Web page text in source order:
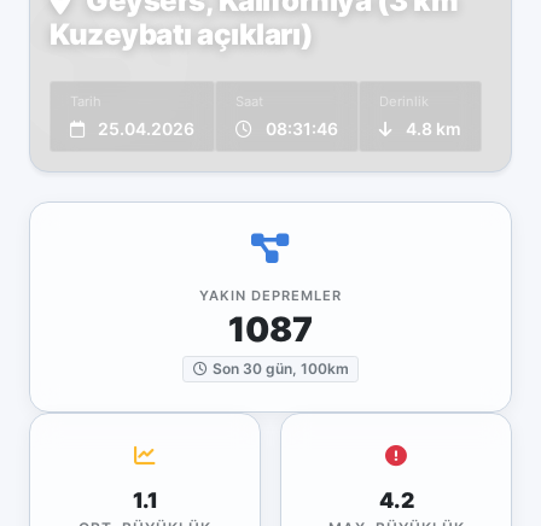
Kuzeybatı açıkları)
Tarih
25.04.2026
Saat
08:31:46
Derinlik
4.8 km
YAKIN DEPREMLER
1087
Son 30 gün, 100km
1.1 4.2